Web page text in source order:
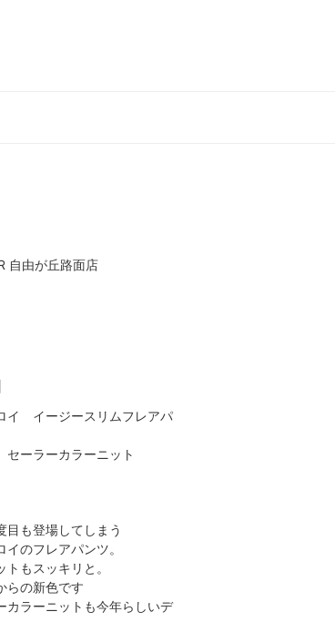
自由が丘路面店
イ イージースリムフレアパ
ーラーカラーニット
目も登場してしまう
イのフレアパンツ。
もスッキリと。
らの新色です
カラーニットも今年らしいデ